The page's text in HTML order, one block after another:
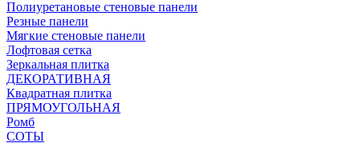
Полиуретановые стеновые панели
Резные панели
Мягкие стеновые панели
Лофтовая сетка
Зеркальная плитка
ДЕКОРАТИВНАЯ
Квадратная плитка
ПРЯМОУГОЛЬНАЯ
Ромб
СОТЫ